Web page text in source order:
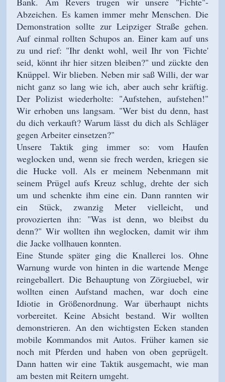
Abzeichen. Es kamen immer mehr Menschen. Die
Demonstration sollte zur Leipziger Straße gehen.
Auf einmal rollten Schupos an. Einer kam auf uns
zu und rief: "Ihr denkt wohl, weil Ihr von 'Fichte'
seid, könnt ihr hier sitzen bleiben?" und zückte den
Knüppel. Wir blieben. Neben mir saß Willi, der war
nicht ganz so lang wie ich, aber auch sehr kräftig.
Der Polizist wiederholte: "Aufstehen, aufstehen!"
Wir erhoben uns langsam. "Wer bist du denn, hast
du dich verkauft? Warum lässt du dich als Schläger
gegen Arbeiter einsetzen?"
Unsere Taktik ging immer so: vom Haufen
weglocken und, wenn sie frech werden, kriegen sie
die Hucke voll. Als er meinem Nebenmann mit
seinem Prügel aufs Kreuz schlug, drehte der sich
um und schenkte ihm eine ein. Dann rannten wir
ein Stück, zwanzig Meter vielleicht, und
provozierten ihn: "Was ist denn, wo bleibst du
denn?" Wir wollten ihn weglocken, damit wir ihm
die Jacke vollhauen konnten.
Eine Stunde später ging die Knallerei los. Ohne
Warnung wurde von hinten in die wartende Menge
reingeballert. Die Behauptung von Zörgiuebel, wir
wollten einen Aufstand machen, war doch eine
Idiotie in Größenordnung. War überhaupt nichts
vorbereitet. Keine Absicht bestand. Wir wollten
demonstrieren. An den wichtigsten Ecken standen
mobile Kommandos mit Autos. Früher kamen sie
noch mit Pferden und haben von oben geprügelt.
Dann hatten wir eine Taktik ausgemacht, wie man
am besten mit Reitern umgeht.